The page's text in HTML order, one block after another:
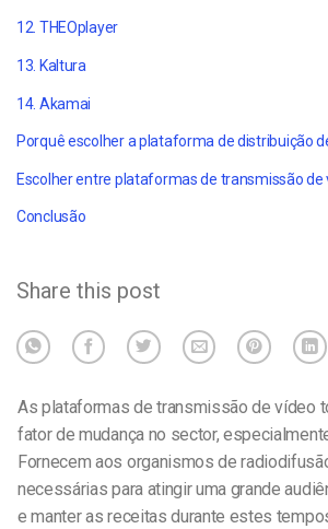
12. THEOplayer
13. Kaltura
14. Akamai
Porquê escolher a plataforma de distribuição
Escolher entre plataformas de transmissão de
Conclusão
Share this post
As plataformas de transmissão de vídeo
fator de mudança no sector,
Fornecem aos organismos de
necessárias para atingir uma grande
e manter as receitas durante estes